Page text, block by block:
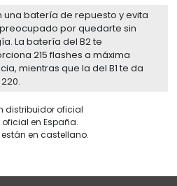
una batería de repuesto y evita
por quedarte sin
La batería del B2 te
215 flashes a máxima
mientras que la del B1 te da
distribuidor oficial
en España.
en castellano.